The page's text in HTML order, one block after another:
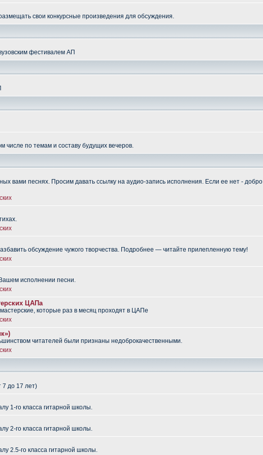
свои конкурсные произведения для обсуждения.
фестивалем АП
числе по темам и составу будущих вечеров.
вами песнях. Просим давать ссылку на аудио-запись исполнения. Если ее нет - добро
обсуждение чужого творчества. Подробнее — читайте прилепленную тему!
исполнении песни.
ЦАПа
которые раз в месяц проходят в ЦАПе
читателей были признаны недоброкачественными.
7 до 17 лет)
1-го класса гитарной школы.
2-го класса гитарной школы.
2.5-го класса гитарной школы.